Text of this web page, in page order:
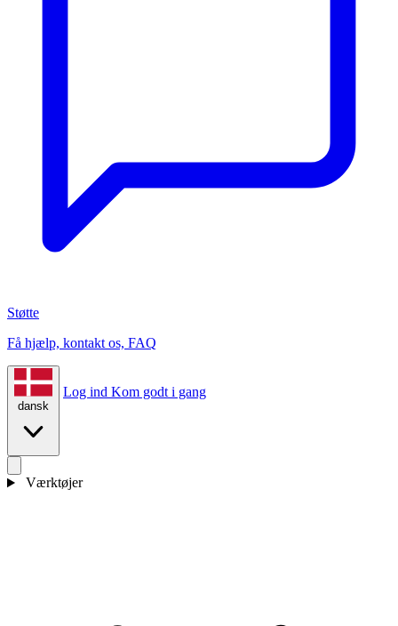
Støtte
Få hjælp, kontakt os, FAQ
dansk
Log ind Kom godt i gang
Værktøjer